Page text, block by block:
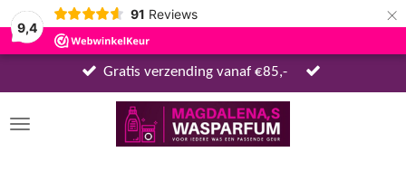
9,4
91 Reviews ×
Gratis verzending vanaf €85,-